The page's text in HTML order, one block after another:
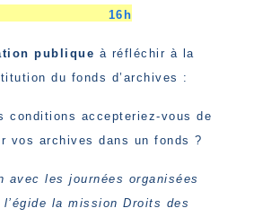
publique à réfléchir à la
du fonds d’archives :
conditions accepteriez-vous de
vos archives dans un fonds ?
avec les journées organisées
l’égide la mission Droits des